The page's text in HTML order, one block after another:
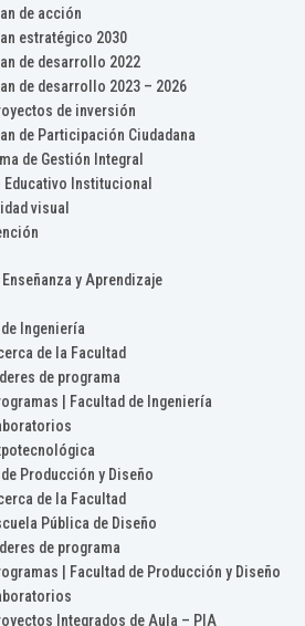
de acción
estratégico 2030
de desarrollo 2022
de desarrollo 2023 – 2026
de inversión
de Participación Ciudadana
de Gestión Integral
Educativo Institucional
visual
y Aprendizaje
Ingeniería
de la Facultad
de programa
| Facultad de Ingeniería
Producción y Diseño
de la Facultad
Pública de Diseño
de programa
| Facultad de Producción y Diseño
Integrados de Aula – PIA